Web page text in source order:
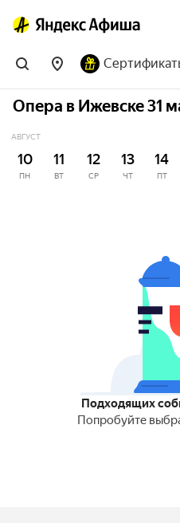
Опера в Ижевске 31
АВГУСТ
10
ПН
11
ВТ
12
СР
13
ЧТ
14
ПТ
Подходящих
Попробуйте